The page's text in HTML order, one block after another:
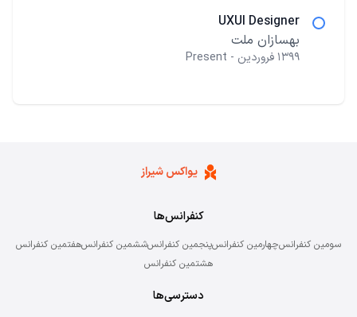
UXUI Designer
بهسازان ملت
۱۳۹۹ فروردین - Present
یواکس شیراز
کنفرانس‌‌ها
سومین کنفرانسچهارمین کنفرانسپنجمین کنفرانسششمین کنفرانسهفتمین کنفرانس
هشتمین کنفرانس
دسترسی‌ها